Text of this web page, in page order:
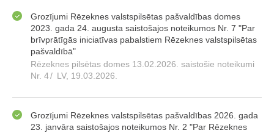
Grozījumi Rēzeknes valstspilsētas pašvaldības domes
2023. gada 24. augusta saistošajos noteikumos Nr. 7 "Par
brīvprātīgās iniciatīvas pabalstiem Rēzeknes valstspilsētas
pašvaldībā"
Rēzeknes pilsētas domes 13.02.2026. saistošie noteikumi
Nr. 4/ LV, 19.03.2026.
Grozījumi Rēzeknes valstspilsētas pašvaldības 2026. gada
23. janvāra saistošajos noteikumos Nr. 2 "Par Rēzeknes